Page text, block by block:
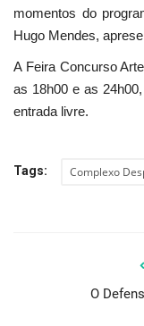
momentos do
Hugo Mendes,
A Feira Concurso
as 18h00 e as
entrada livre.
Tags: Complexo
O